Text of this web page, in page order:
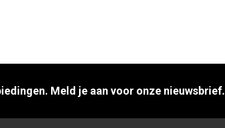
Meld je aan voor onze nieuwsbrief.